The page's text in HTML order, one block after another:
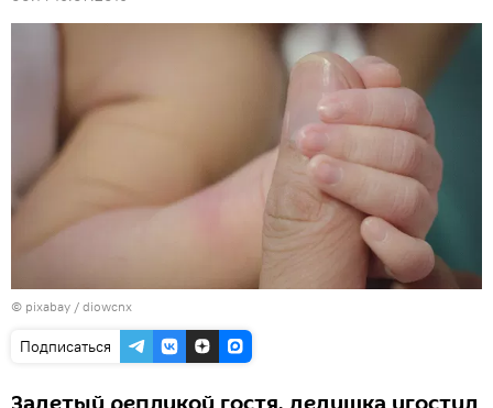
© pixabay / diowcnx
Подписаться